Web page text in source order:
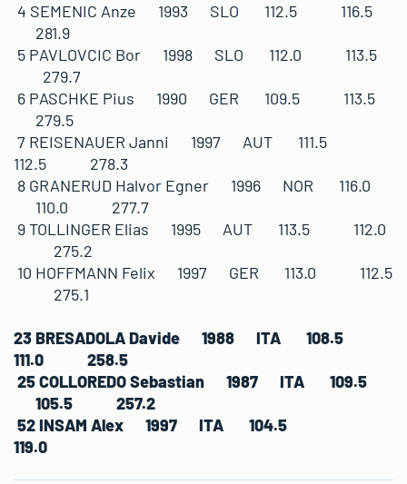
4 SEMENIC Anze 1993 SLO 112.5 116.5
281.9
5 PAVLOVCIC Bor 1998 SLO 112.0 113.5
279.7
6 PASCHKE Pius 1990 GER 109.5 113.5
279.5
7 REISENAUER Janni 1997 AUT 111.5
112.5 278.3
8 GRANERUD Halvor Egner 1996 NOR 116.0
110.0 277.7
9 TOLLINGER Elias 1995 AUT 113.5 112.0
275.2
10 HOFFMANN Felix 1997 GER 113.0 112.5
275.1
23 BRESADOLA Davide 1988 ITA 108.5
111.0 258.5
25 COLLOREDO Sebastian 1987 ITA 109.5
105.5 257.2
52 INSAM Alex 1997 ITA 104.5
119.0